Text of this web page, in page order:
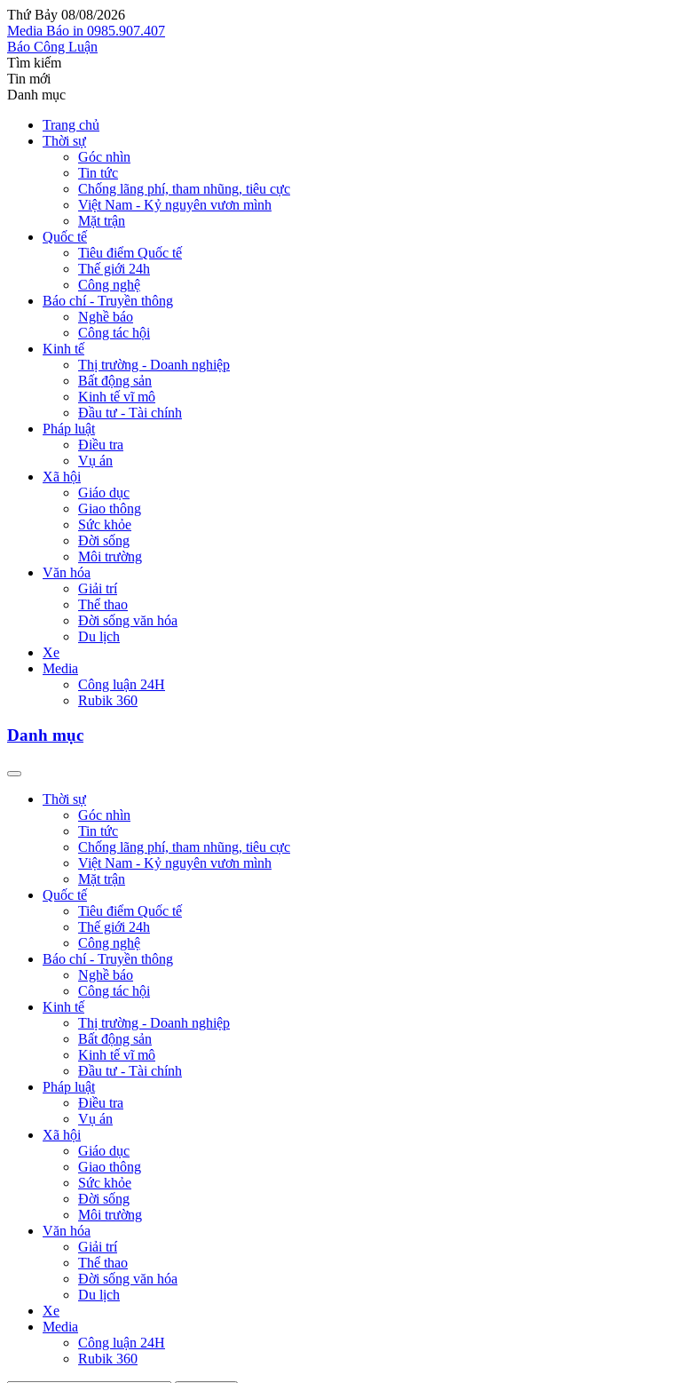
Thứ Bảy 08/08/2026
Media Báo in 0985.907.407
Báo Công Luận
Tìm kiếm
Tin mới
Danh mục
Trang chủ
Thời sự
Góc nhìn
Tin tức
Chống lãng phí, tham nhũng, tiêu cực
Việt Nam - Kỷ nguyên vươn mình
Mặt trận
Quốc tế
Tiêu điểm Quốc tế
Thế giới 24h
Công nghệ
Báo chí - Truyền thông
Nghề báo
Công tác hội
Kinh tế
Thị trường - Doanh nghiệp
Bất động sản
Kinh tế vĩ mô
Đầu tư - Tài chính
Pháp luật
Điều tra
Vụ án
Xã hội
Giáo dục
Giao thông
Sức khỏe
Đời sống
Môi trường
Văn hóa
Giải trí
Thể thao
Đời sống văn hóa
Du lịch
Xe
Media
Công luận 24H
Rubik 360
Danh mục
Thời sự
Góc nhìn
Tin tức
Chống lãng phí, tham nhũng, tiêu cực
Việt Nam - Kỷ nguyên vươn mình
Mặt trận
Quốc tế
Tiêu điểm Quốc tế
Thế giới 24h
Công nghệ
Báo chí - Truyền thông
Nghề báo
Công tác hội
Kinh tế
Thị trường - Doanh nghiệp
Bất động sản
Kinh tế vĩ mô
Đầu tư - Tài chính
Pháp luật
Điều tra
Vụ án
Xã hội
Giáo dục
Giao thông
Sức khỏe
Đời sống
Môi trường
Văn hóa
Giải trí
Thể thao
Đời sống văn hóa
Du lịch
Xe
Media
Công luận 24H
Rubik 360